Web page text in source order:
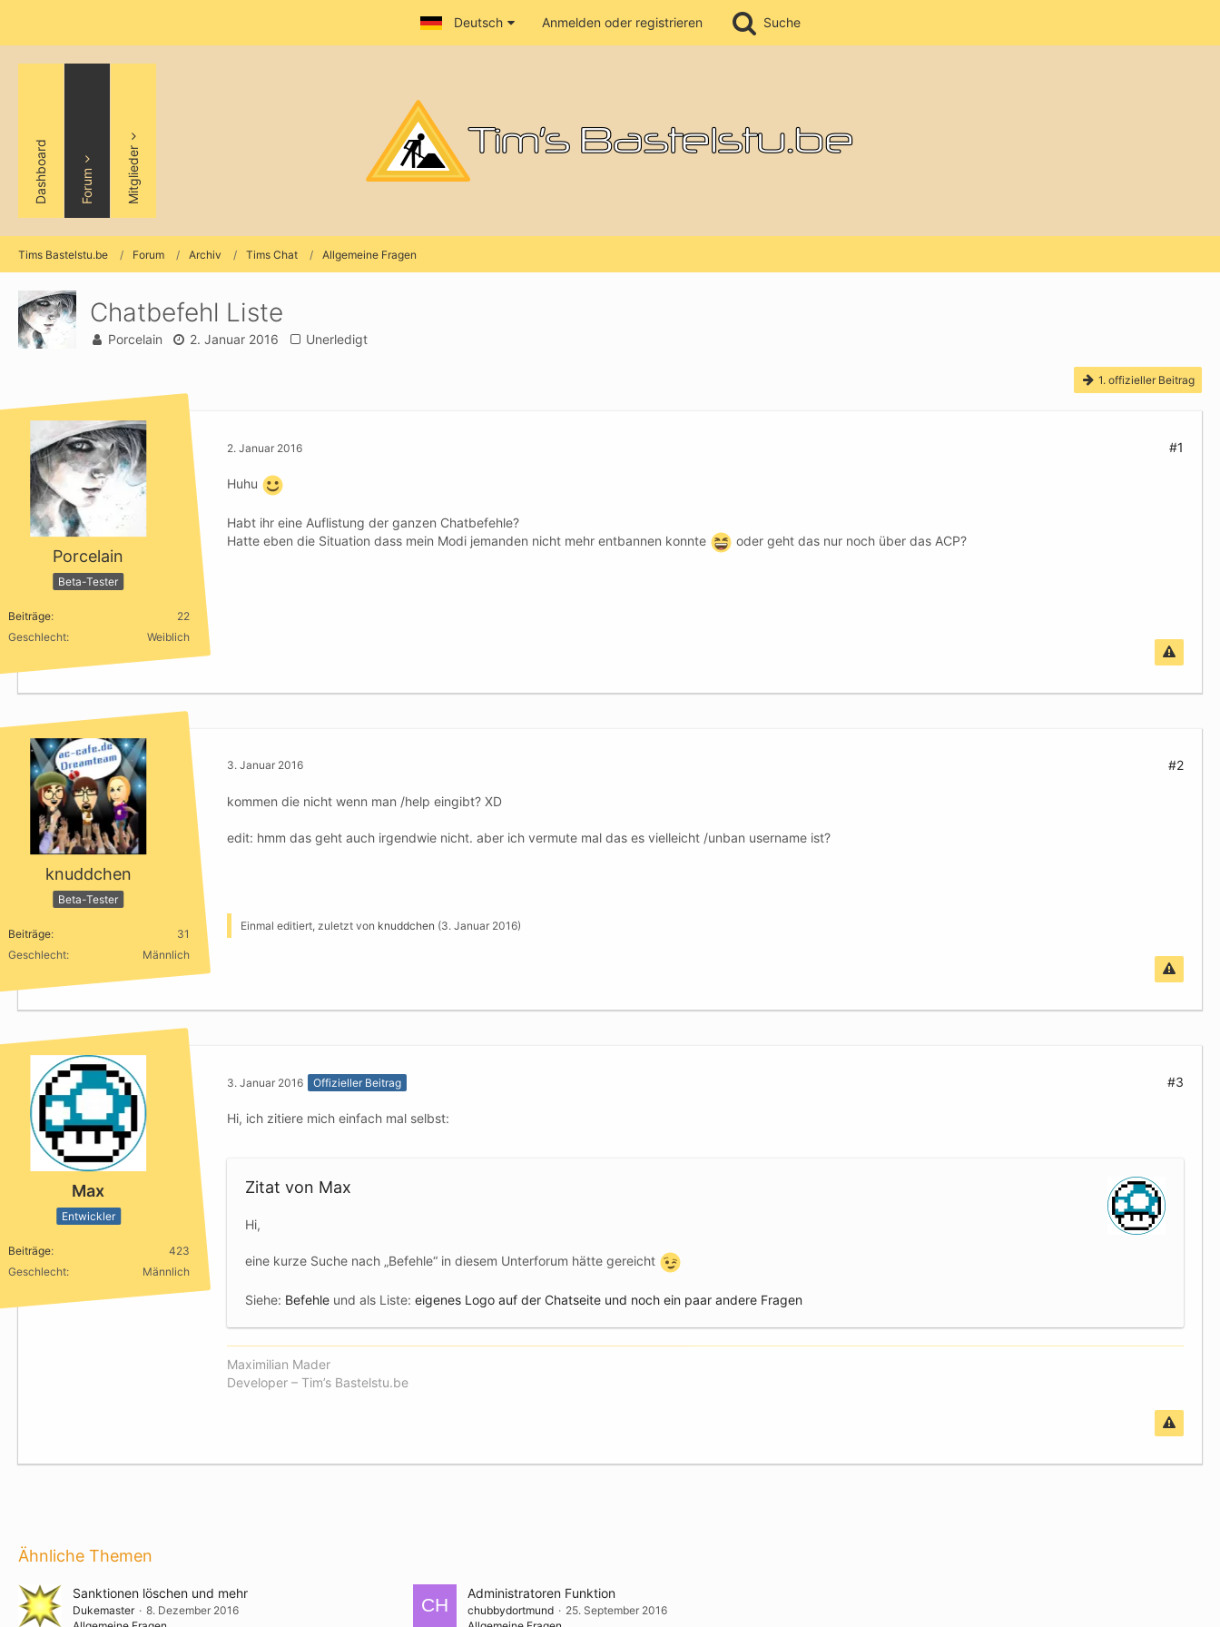
Dashboard Forum Mitglieder
Deutsch Anmelden oder registrieren Suche
Tims Bastelstu.be Forum Archiv Tims Chat Allgemeine Fragen
Chatbefehl Liste
Porcelain 2. Januar 2016 Unerledigt
1. offizieller Beitrag
Porcelain
Beta-Tester
Beiträge
22
Geschlecht
Weiblich
2. Januar 2016 #1
Huhu
Habt ihr eine Auflistung der ganzen Chatbefehle?
Hatte eben die Situation dass mein Modi jemanden nicht mehr entbannen konnte
oder geht das nur noch über das ACP?
knuddchen
Beta-Tester
Beiträge 31
Geschlecht Männlich
3. Januar 2016 #2
kommen die nicht wenn man /help eingibt? XD
edit: hmm das geht auch irgendwie nicht. aber ich vermute mal das es vielleicht /unban username ist?
Einmal editiert, zuletzt von knuddchen (3. Januar 2016)
Max
Entwickler
Beiträge
423
Geschlecht
Männlich
3. Januar 2016 Offizieller Beitrag #3
Hi, ich zitiere mich einfach mal selbst:
Zitat von Max
Hi,
eine kurze Suche nach „Befehle“ in diesem Unterforum hätte gereicht
Siehe: Befehle und als Liste: eigenes Logo auf der Chatseite und noch ein paar andere Fragen
Maximilian Mader
Developer – Tim’s Bastelstu.be
Ähnliche Themen
Sanktionen löschen und mehr
Dukemaster
8. Dezember 2016
Administratoren Funktion
chubbydortmund
25. September 2016